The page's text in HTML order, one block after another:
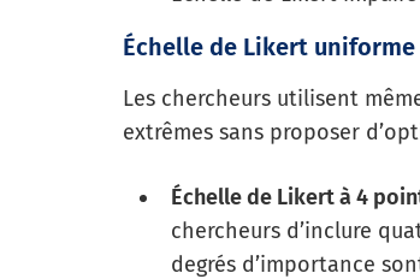
Échelle de Likert uniforme
Les chercheurs utilisent
extrêmes sans proposer
Échelle de Likert à 4
chercheurs d’inclure
degrés d’importance